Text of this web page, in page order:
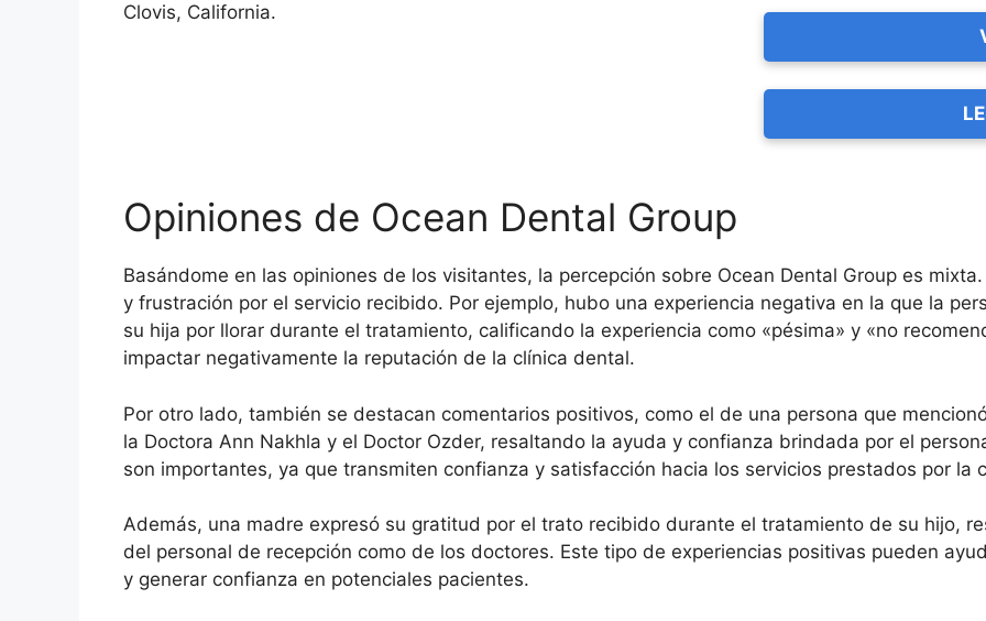
Clovis, California.
Opiniones de Ocean Dental Group
Basándome en las opiniones de los visitantes, la percepción sobre Ocean Dental Group es
y frustración por el servicio recibido. Por ejemplo, hubo una experiencia negativa en la que la
su hija por llorar durante el tratamiento, calificando la experiencia como «pésima» y «no
impactar negativamente la reputación de la clínica dental.
Por otro lado, también se destacan comentarios positivos, como el de una persona que
la Doctora Ann Nakhla y el Doctor Ozder, resaltando la ayuda y confianza brindada por el
son importantes, ya que transmiten confianza y satisfacción hacia los servicios prestados por la
Además, una madre expresó su gratitud por el trato recibido durante el tratamiento de su hijo,
del personal de recepción como de los doctores. Este tipo de experiencias positivas pueden
y generar confianza en potenciales pacientes.